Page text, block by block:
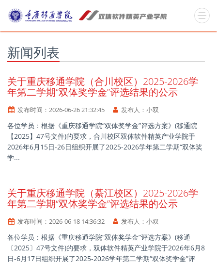
新闻列表
关于重庆移通学院（合川校区）2025-2026学
年第二学期“双体奖学金”评选结果的公示
发布时间： 2026-06-26 21:32:45 发布人： 小双
各位学员：根据《重庆移通学院“双体奖学金”评选方案》(移通院
【2025】47号文件)的要求，合川校区双体软件精英产业学院于
2026年6月15日-26日组织开展了2025-2026学年第二学期“双体奖
学...
关于重庆移通学院（綦江校区）2025-2026学
年第二学期“双体奖学金”评选结果的公示
发布时间： 2026-06-18 14:36:32 发布人： 小双
各位学员：根据《重庆移通学院“双体奖学金”评选方案》(移通
〔2025〕47号文件)的要求，双体软件精英产业学院于2026年6月8
日-6月17日组织开展了2025-2026学年第二学期“双体奖学金”评